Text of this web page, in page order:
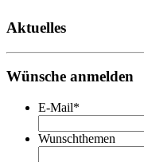
Aktuelles
Wünsche anmelden
E-Mail*
Wunschthemen